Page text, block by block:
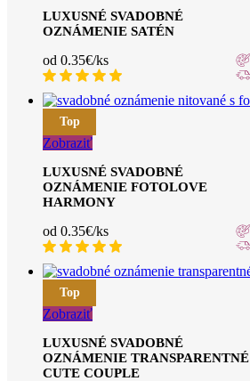
LUXUSNÉ SVADOBNÉ
OZNÁMENIE SATÉN
od 0.35€/ks
Top
Zobraziť
LUXUSNÉ SVADOBNÉ
OZNÁMENIE FOTOLOVE
HARMONY
od 0.35€/ks
Top
Zobraziť
LUXUSNÉ SVADOBNÉ
OZNÁMENIE TRANSPARENTNÉ
CUTE COUPLE